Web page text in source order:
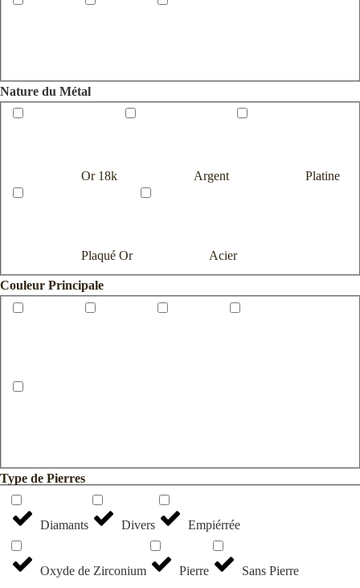
Nature du Métal
Or 18k Argent Platine
Plaqué Or Acier
Couleur Principale
Type de Pierres
Diamants Divers Empiérrée
Oxyde de Zirconium Pierre Sans Pierre